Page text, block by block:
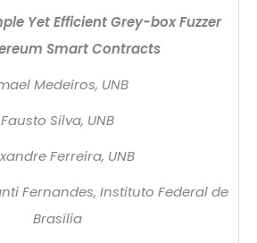
Yet Efficient Grey-box Fuzzer
Smart Contracts
Medeiros, UNB
Fausto Silva, UNB
Ferreira, UNB
Fernandes, Instituto Federal de
Brasília